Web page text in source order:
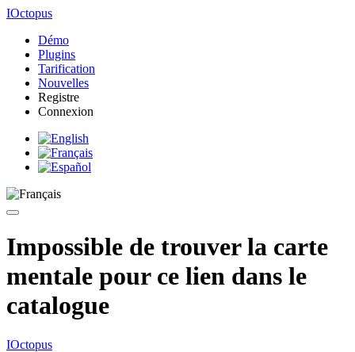
IOctopus
Démo
Plugins
Tarification
Nouvelles
Registre
Connexion
Impossible de trouver la carte
mentale pour ce lien dans le
catalogue
IOctopus